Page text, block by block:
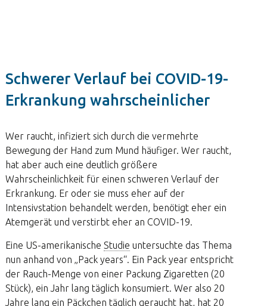
Schwerer Verlauf bei COVID-19-
Erkrankung wahrscheinlicher
Wer raucht, infiziert sich durch die vermehrte
Bewegung der Hand zum Mund häufiger. Wer raucht,
hat aber auch eine deutlich größere
Wahrscheinlichkeit für einen schweren Verlauf der
Erkrankung. Er oder sie muss eher auf der
Intensivstation behandelt werden, benötigt eher ein
Atemgerät und verstirbt eher an COVID-19.
Eine US-amerikanische Studie untersuchte das Thema
nun anhand von „Pack years“. Ein Pack year entspricht
der Rauch-Menge von einer Packung Zigaretten (20
Stück), ein Jahr lang täglich konsumiert. Wer also 20
Jahre lang ein Päckchen täglich geraucht hat, hat 20